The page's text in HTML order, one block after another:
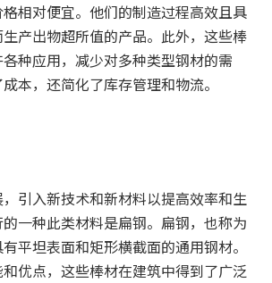
相对便宜。他们的制造过程高效且具
产出物超所值的产品。此外，这些棒
种应用，减少对多种类型钢材的需
本，还简化了库存管理和物流。
引入新技术和新材料以提高效率和生
一种此类材料是扁钢。扁钢，也称为
平坦表面和矩形横截面的通用钢材。
优点，这些棒材在建筑中得到了广泛